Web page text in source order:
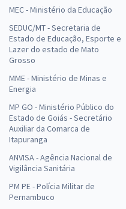
MEC - Ministério da Educação
SEDUC/MT - Secretaria de
Estado de Educação, Esporte e
Lazer do estado de Mato
Grosso
MME - Ministério de Minas e
Energia
MP GO - Ministério Público do
Estado de Goiás - Secretário
Auxiliar da Comarca de
Itapuranga
ANVISA - Agência Nacional de
Vigilância Sanitária
PM PE - Polícia Militar de
Pernambuco